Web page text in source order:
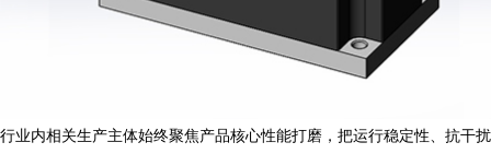
行业内相关生产主体始终聚焦产品核心性能打磨，把运行稳定性、抗干扰